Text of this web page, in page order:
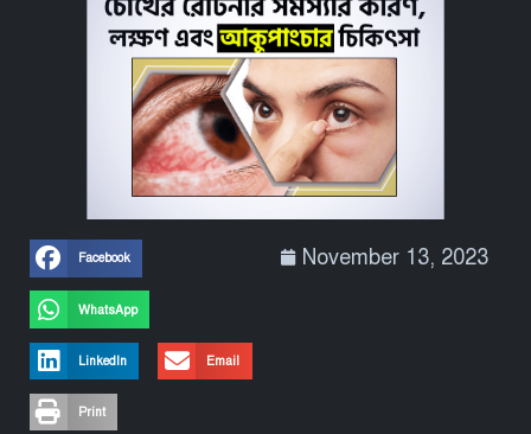
Facebook
WhatsApp
LinkedIn Email
Print
November 13, 2023